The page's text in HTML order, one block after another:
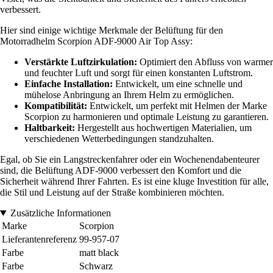
verbessert.
Hier sind einige wichtige Merkmale der Belüftung für den
Motorradhelm Scorpion ADF-9000 Air Top Assy:
Verstärkte Luftzirkulation: Optimiert den Abfluss von warmer
und feuchter Luft und sorgt für einen konstanten Luftstrom.
Einfache Installation: Entwickelt, um eine schnelle und
mühelose Anbringung an Ihrem Helm zu ermöglichen.
Kompatibilität: Entwickelt, um perfekt mit Helmen der Marke
Scorpion zu harmonieren und optimale Leistung zu garantieren.
Haltbarkeit: Hergestellt aus hochwertigen Materialien, um
verschiedenen Wetterbedingungen standzuhalten.
Egal, ob Sie ein Langstreckenfahrer oder ein Wochenendabenteurer
sind, die Belüftung ADF-9000 verbessert den Komfort und die
Sicherheit während Ihrer Fahrten. Es ist eine kluge Investition für alle,
die Stil und Leistung auf der Straße kombinieren möchten.
Zusätzliche Informationen
Marke
Scorpion
Lieferantenreferenz 99-957-07
Farbe
matt black
Farbe
Schwarz